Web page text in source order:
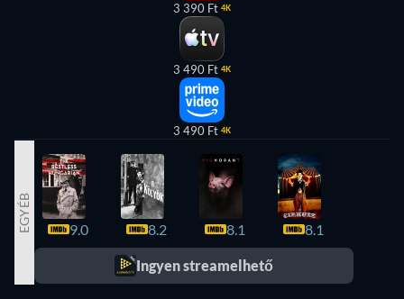
3 390 Ft 4K
3 490 Ft 4K
3 490 Ft 4K
EGYÉB 9.0 8.2 8.1 8.1
Ingyen streamelhető